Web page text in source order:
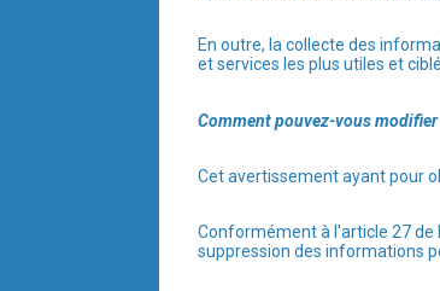
En outre, la collecte des
et services les plus utiles et
Comment pouvez-vous
Cet avertissement ayant pour
Conformément à l'article 27 de
suppression des informations